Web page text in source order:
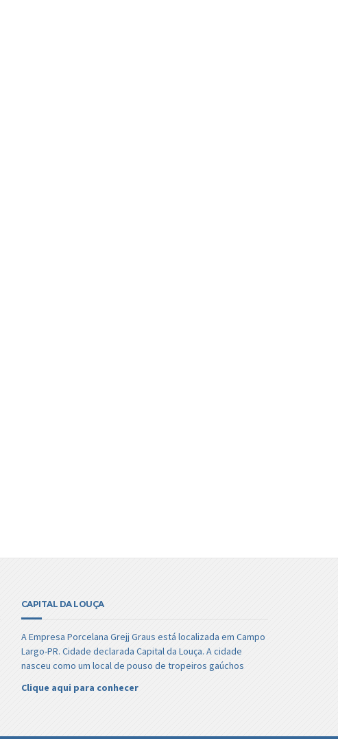
CAPITAL DA LOUÇA
A Empresa Porcelana Grejj Graus está localizada em Campo
Largo-PR. Cidade declarada Capital da Louça. A cidade
nasceu como um local de pouso de tropeiros gaúchos
Clique aqui para conhecer